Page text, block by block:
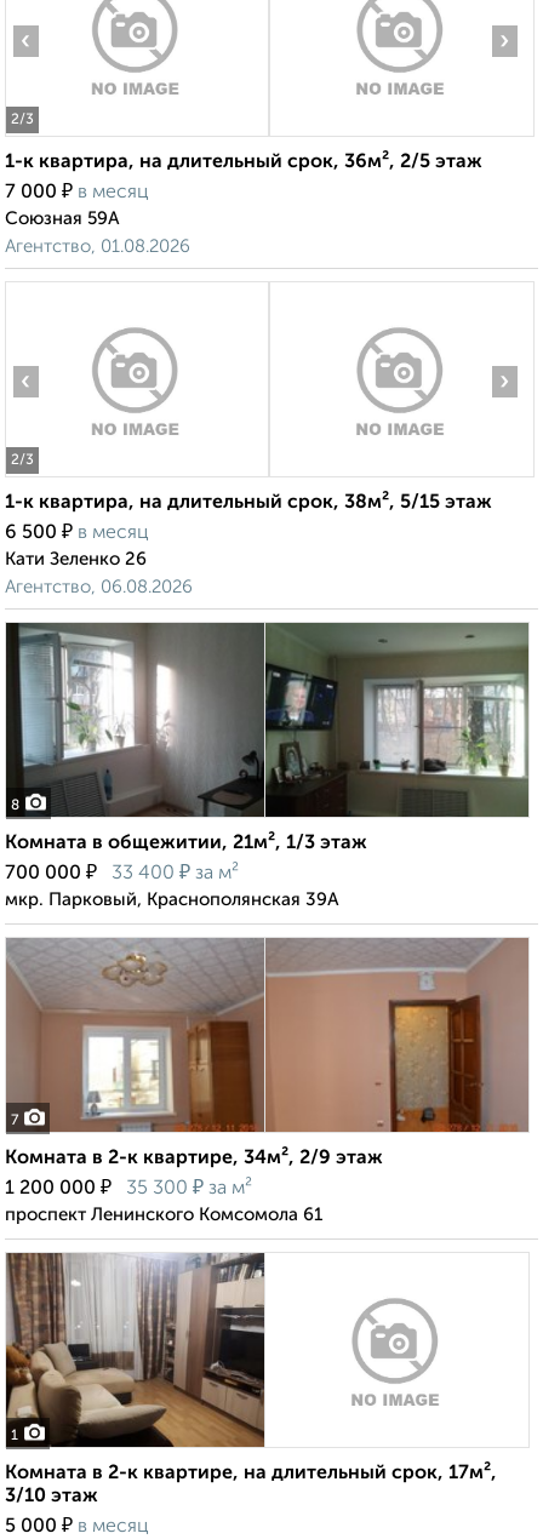
2/3
‹ ›
1-к квартира, на длительный срок, 36м², 2/5 этаж
7 000 ₽ в месяц
Союзная 59А
Агентство, 01.08.2026
2/3
‹ ›
1-к квартира, на длительный срок, 38м², 5/15 этаж
6 500 ₽ в месяц
Кати Зеленко 26
Агентство, 06.08.2026
8
Комната в общежитии, 21м², 1/3 этаж
700 000 ₽ 33 400 ₽ за м²
мкр. Парковый, Краснополянская 39А
7
Комната в 2-к квартире, 34м², 2/9 этаж
1 200 000 ₽ 35 300 ₽ за м²
проспект Ленинского Комсомола 61
1
Комната в 2-к квартире, на длительный срок, 17м²,
3/10 этаж
5 000 ₽ в месяц